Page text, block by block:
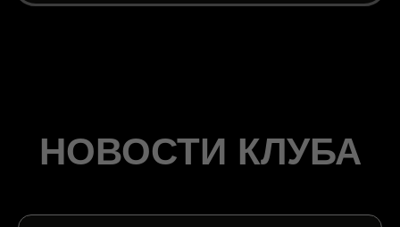
НОВОСТИ КЛУБА